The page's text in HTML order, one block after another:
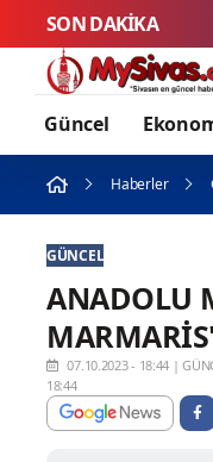
SON DAKİKA
Güncel
Haberler
GÜNCEL
ANADOLU
07.10.2023 - 18:44 |
18:44